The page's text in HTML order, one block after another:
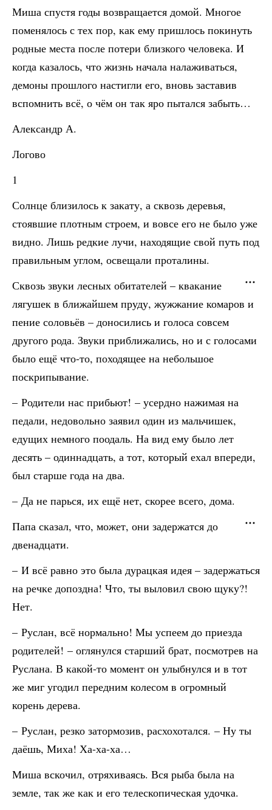
Миша спустя годы возвращается домой. Многое
поменялось с тех пор, как ему пришлось покинуть
родные места после потери близкого человека. И
когда казалось, что жизнь начала налаживаться,
демоны прошлого настигли его, вновь заставив
вспомнить всё, о чём он так яро пытался забыть…
Александр А.
Логово
1
Солнце близилось к закату, а сквозь деревья,
стоявшие плотным строем, и вовсе его не было уже
видно. Лишь редкие лучи, находящие свой путь под
правильным углом, освещали проталины.
Сквозь звуки лесных обитателей – квакание
лягушек в ближайшем пруду, жужжание комаров и
пение соловьёв – доносились и голоса совсем
другого рода. Звуки приближались, но и с голосами
было ещё что-то, походящее на небольшое
поскрипывание.
– Родители нас прибьют! – усердно нажимая на
педали, недовольно заявил один из мальчишек,
едущих немного поодаль. На вид ему было лет
десять – одиннадцать, а тот, который ехал впереди,
был старше года на два.
– Да не парься, их ещё нет, скорее всего, дома.
Папа сказал, что, может, они задержатся до
двенадцати.
– И всё равно это была дурацкая идея – задержаться
на речке допоздна! Что, ты выловил свою щуку?!
Нет.
– Руслан, всё нормально! Мы успеем до приезда
родителей! – оглянулся старший брат, посмотрев на
Руслана. В какой-то момент он улыбнулся и в тот
же миг угодил передним колесом в огромный
корень дерева.
– Руслан, резко затормозив, расхохотался. – Ну ты
даёшь, Миха! Ха-ха-ха…
Миша вскочил, отряхиваясь. Вся рыба была на
земле, так же как и его телескопическая удочка.